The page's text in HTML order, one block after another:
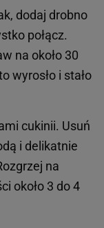
dodaj drobno
połącz.
na około 30
wyrosło i stało
cukinii. Usuń
i delikatnie
na
około 3 do 4